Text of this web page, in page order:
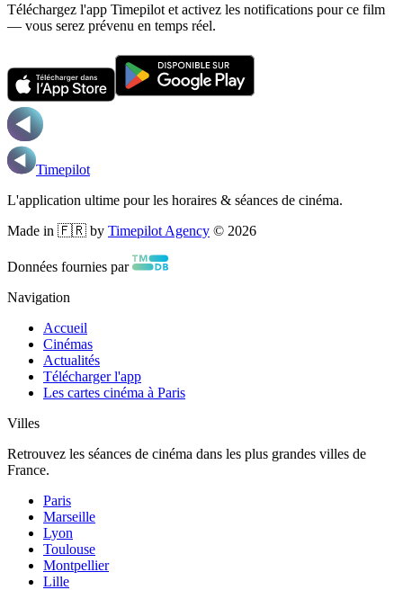
Téléchargez l'app Timepilot et activez les notifications pour ce film
— vous serez prévenu en temps réel.
Timepilot
L'application ultime pour les horaires & séances de cinéma.
Made in 🇫🇷 by Timepilot Agency © 2026
Données fournies par
Navigation
Accueil
Cinémas
Actualités
Télécharger l'app
Les cartes cinéma à Paris
Villes
Retrouvez les séances de cinéma dans les plus grandes villes de
France.
Paris
Marseille
Lyon
Toulouse
Montpellier
Lille